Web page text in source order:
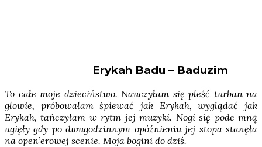
Erykah Badu – Baduzim
To całe moje dzieciństwo. Nauczyłam się pleść turban na
głowie, próbowałam śpiewać jak Erykah, wyglądać jak
Erykah, tańczyłam w rytm jej muzyki. Nogi się pode mną
ugięły gdy po dwugodzinnym opóźnieniu jej stopa stanęła
na open’erowej scenie. Moja bogini do dziś.